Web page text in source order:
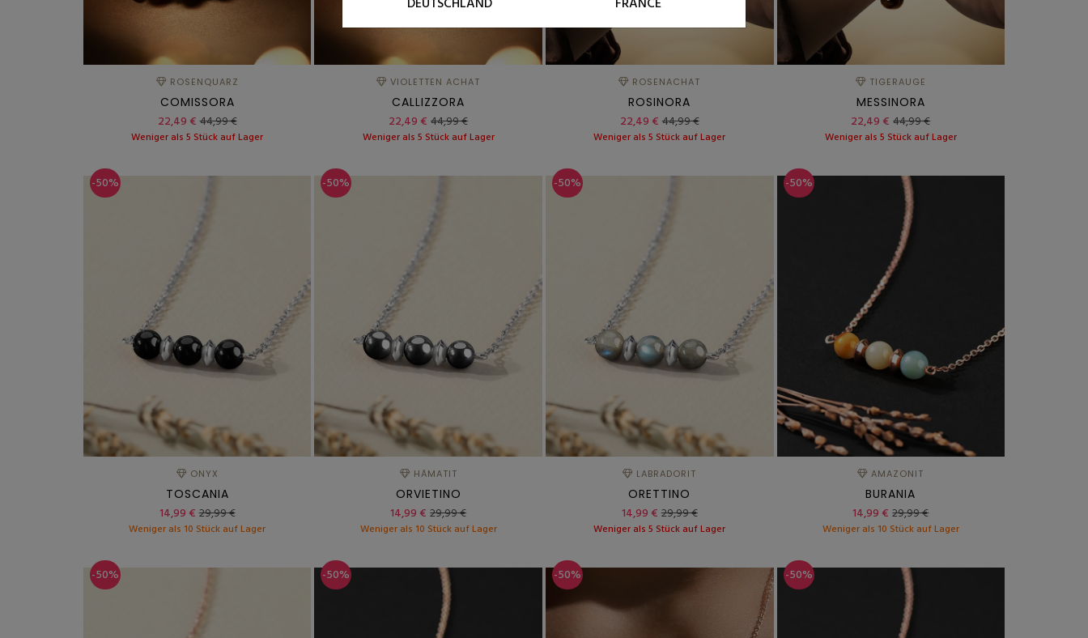
ROSENQUARZ
COMISSORA
22,49 €44,99 €
Weniger als 5 Stück auf Lager
VIOLETTEN ACHAT
CALLIZZORA
22,49 € 44,99 €
Weniger als 5 Stück auf Lager
ROSENACHAT
ROSINORA
22,49 € 44,99 €
Weniger als 5 Stück auf Lager
TIGERAUGE
MESSINORA
22,49 € 44,99 €
Weniger als 5 Stück auf Lager
-50%
ONYX
TOSCANIA
14,99 €29,99 €
Weniger als 10 Stück auf Lager
-50%
HÄMATIT
ORVIETINO
14,99 € 29,99 €
Weniger als 10 Stück auf Lager
-50%
LABRADORIT
ORETTINO
14,99 € 29,99 €
Weniger als 5 Stück auf Lager
-50%
AMAZONIT
BURANIA
14,99 € 29,99 €
Weniger als 10 Stück auf Lager
-50% -50% -50% -50%